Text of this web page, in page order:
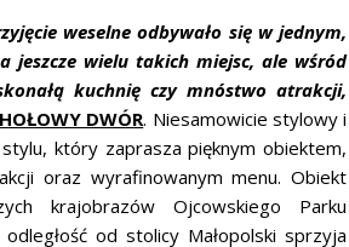
weselne odbywało się w jednym,
jeszcze wielu takich miejsc, ale wśród
kuchnię czy mnóstwo atrakcji,
DWÓR. Niesamowicie stylowy i
który zaprasza pięknym obiektem,
oraz wyrafinowanym menu. Obiekt
krajobrazów Ojcowskiego Parku
od stolicy Małopolski sprzyja